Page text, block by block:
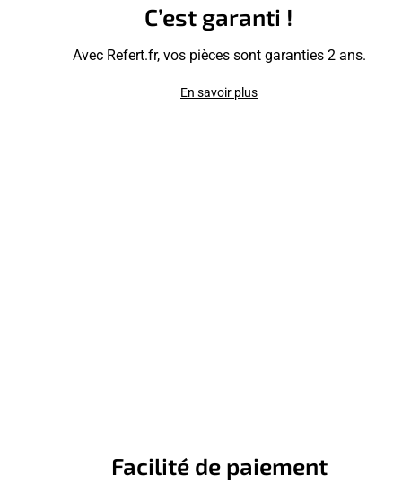
C’est garanti !
Avec Refert.fr, vos pièces sont garanties 2 ans.
En savoir plus
Facilité de paiement